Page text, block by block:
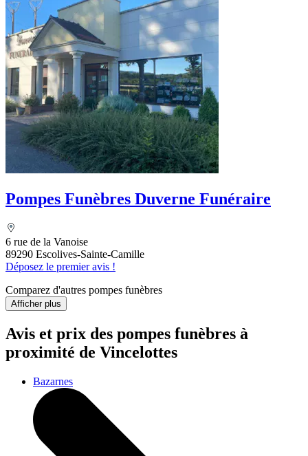
Pompes Funèbres Duverne Funéraire
6 rue de la Vanoise
89290 Escolives-Sainte-Camille
Déposez le premier avis !
Comparez d'autres pompes funèbres
Afficher plus
Avis et prix des pompes funèbres à
proximité de Vincelottes
Bazarnes